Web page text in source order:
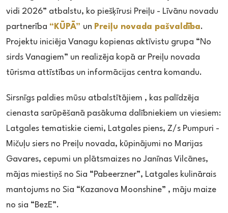
vidi 2026” atbalstu, ko piešķīrusi Preiļu - Līvānu novadu
partnerība “KŪPĀ” un Preiļu novada pašvaldība.
Projektu iniciēja Vanagu kopienas aktīvistu grupa “No
sirds Vanagiem” un realizēja kopā ar Preiļu novada
tūrisma attīstības un informācijas centra komandu.
Sirsnīgs paldies mūsu atbalstītājiem , kas palīdzēja
cienasta sarūpēšanā pasākuma dalībniekiem un viesiem:
Latgales tematiskie ciemi, Latgales piens, Z/s Pumpuri -
Mičuļu siers no Preiļu novada, kūpinājumi no Marijas
Gavares, cepumi un plātsmaizes no Janīnas Vilcānes,
mājas miestiņš no Sia “Pabeerzner”, Latgales kulinārais
mantojums no Sia “Kazanova Moonshine” , māju maize
no sia “BezE”.